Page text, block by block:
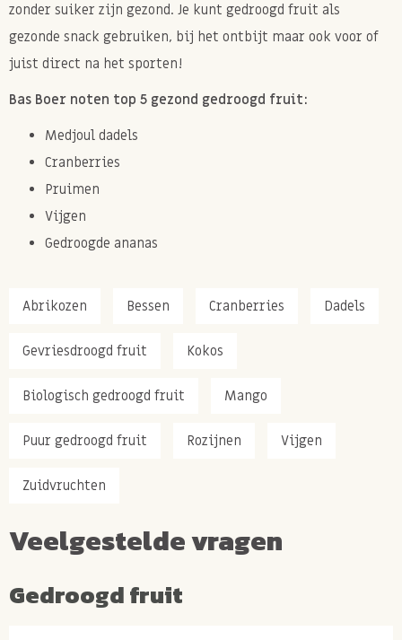
zonder suiker zijn gezond. Je kunt gedroogd fruit als
gezonde snack gebruiken, bij het ontbijt maar ook voor of
juist direct na het sporten!
Bas Boer noten top 5 gezond gedroogd fruit:
Medjoul dadels
Cranberries
Pruimen
Vijgen
Gedroogde ananas
Abrikozen Bessen Cranberries Dadels
Gevriesdroogd fruit Kokos
Biologisch gedroogd fruit Mango
Puur gedroogd fruit Rozijnen Vijgen
Zuidvruchten
Veelgestelde vragen
Gedroogd fruit